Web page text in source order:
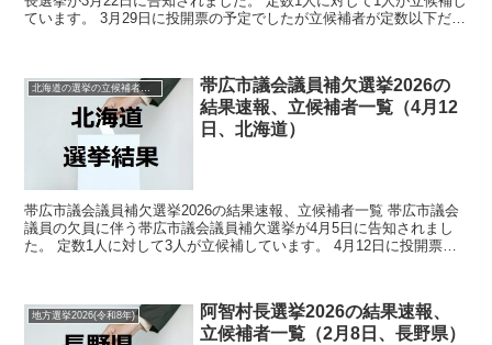
ています。 3月29日に投開票の予定でしたが立候補者が定数以下だっ
北海道の選挙の立候補者と結果速報一覧
帯広市議会議員補欠選挙2026の
結果速報、立候補者一覧（4月12
日、北海道）
帯広市議会議員補欠選挙2026の結果速報、立候補者一覧 帯広市議会
議員の欠員に伴う帯広市議会議員補欠選挙が4月5日に告知されまし
た。 定数1人に対して3人が立候補しています。 4月12日に投開票の
地方選挙2026(令和8年)
阿智村長選挙2026の結果速報、
立候補者一覧（2月8日、長野県）